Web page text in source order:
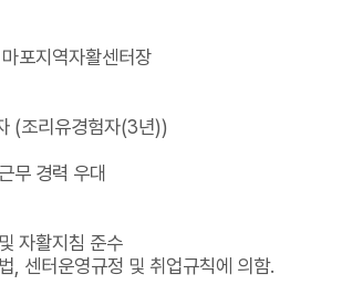
포지역자활센터장
(조리유경험자(3년))
무 경력 우대
자활지침 준수
, 센터운영규정 및 취업규칙에 의함.